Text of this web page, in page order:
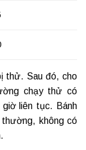
thử. Sau đó, cho
chạy thử có
liên tục. Bánh
không có